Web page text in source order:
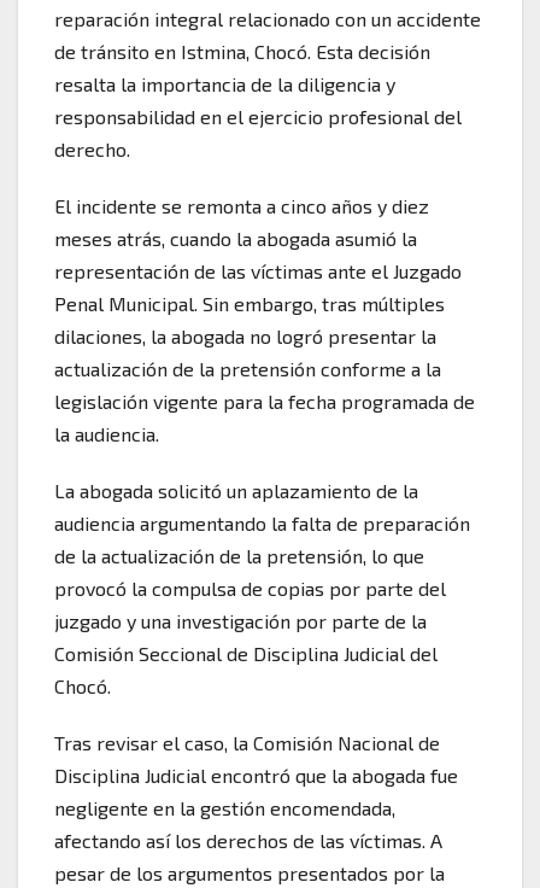
reparación integral relacionado con un accidente
de tránsito en Istmina, Chocó. Esta decisión
resalta la importancia de la diligencia y
responsabilidad en el ejercicio profesional del
derecho.
El incidente se remonta a cinco años y diez
meses atrás, cuando la abogada asumió la
representación de las víctimas ante el Juzgado
Penal Municipal. Sin embargo, tras múltiples
dilaciones, la abogada no logró presentar la
actualización de la pretensión conforme a la
legislación vigente para la fecha programada de
la audiencia.
La abogada solicitó un aplazamiento de la
audiencia argumentando la falta de preparación
de la actualización de la pretensión, lo que
provocó la compulsa de copias por parte del
juzgado y una investigación por parte de la
Comisión Seccional de Disciplina Judicial del
Chocó.
Tras revisar el caso, la Comisión Nacional de
Disciplina Judicial encontró que la abogada fue
negligente en la gestión encomendada,
afectando así los derechos de las víctimas. A
pesar de los argumentos presentados por la